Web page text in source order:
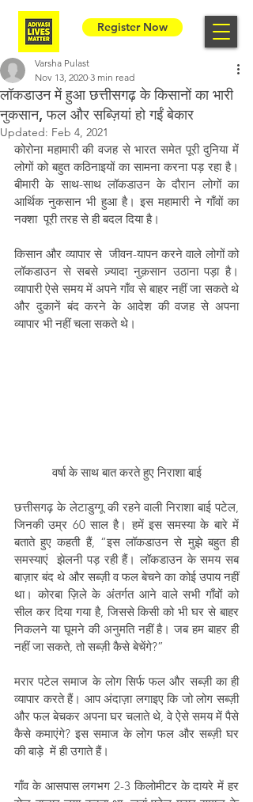
Register Now
लॉकडाउन में हुआ छत्तीसगढ़ के किसानों का भारी
नुकसान, फल और सब्ज़ियां हो गईं बेकार
Varsha Pulast
Nov 13, 2020 3 min read
Updated: Feb 4, 2021
कोरोना महामारी की वजह से भारत समेत पूरी दुनिया में
लोगों को बहुत कठिनाइयों का सामना करना पड़ रहा है।
बीमारी के साथ-साथ लॉकडाउन के दौरान लोगों का
आर्थिक नुकसान भी हुआ है। इस महामारी ने गाँवों का
नक्शा  पूरी तरह से ही बदल दिया है।
किसान और व्यापार से  जीवन-यापन करने वाले लोगों को
लॉकडाउन से सबसे ज़्यादा नुक़सान उठाना पड़ा है।
व्यापारी ऐसे समय में अपने गाँव से बाहर नहीं जा सकते थे
और दुकानें बंद करने के आदेश की वजह से अपना
व्यापार भी नहीं चला सकते थे।
वर्षा के साथ बात करते हुए निराशा बाई
छत्तीसगढ़ के लेटाडुग्गू की रहने वाली निराशा बाई पटेल,
जिनकी उम्र 60 साल है। हमें इस समस्या के बारे में
बताते हुए कहती हैं, “इस लॉकडाउन से मुझे बहुत ही
समस्याएं  झेलनी पड़ रही हैं। लॉकडाउन के समय सब
बाज़ार बंद थे और सब्ज़ी व फल बेचने का कोई उपाय नहीं
था। कोरबा ज़िले के अंतर्गत आने वाले सभी गाँवों को
सील कर दिया गया है, जिससे किसी को भी घर से बाहर
निकलने या घूमने की अनुमति नहीं है। जब हम बाहर ही
नहीं जा सकते, तो सब्ज़ी कैसे बेचेंगे?”
मरार पटेल समाज के लोग सिर्फ फल और सब्ज़ी का ही
व्यापार करते हैं। आप अंदाज़ा लगाइए कि जो लोग सब्ज़ी
और फल बेचकर अपना घर चलाते थे, वे ऐसे समय में पैसे
कैसे कमाएंगे? इस समाज के लोग फल और सब्ज़ी घर
की बाड़े  में ही उगाते हैं।
गाँव के आसपास लगभग 2-3 किलोमीटर के दायरे में हर